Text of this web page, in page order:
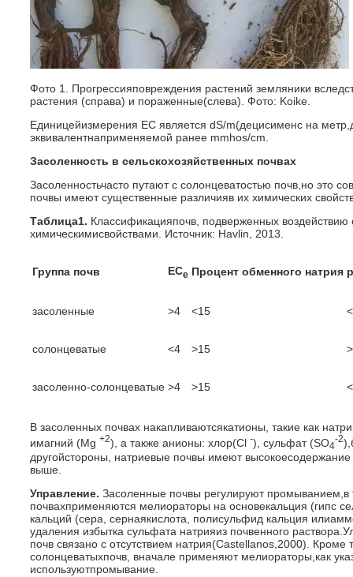
Фото 1. Прогрессияповреждения растений земляники
растения (справа) и пораженные(слева). Фото: Koike.
Единицейизмерения EC является dS/m(децисименс на
эквивалентнаприменяемой ранее mmhos/cm.
Засоленность в сельскохозяйственных почвах
Засоленностьчасто путают с солонцеватостью почв,но это
почвы имеют существенные различияв их химических
Таблица1. Классификацияпочв, подверженных воздействию
химическимисвойствами. Источник: Havlin, 2013.
Группа почв ЕСе Процент обменного натрия
засоленные >4 <15
солонцеватые <4 >15
засоленно-солонцеватые >4 >15
В засоленных почвах накапливаютсякатионы, такие как
имагний (Mg +2), а также анионы: хлор(Cl -), сульфат (SO4
-2
другойстороны, натриевые почвы имеют
выше.
Управление. Засоленные почвы регулируют промыванием,в
почвахприменяются мелиораторы на основекальция (гипс
кальций (сера, сернаякислота, полисульфид кальция
удаления избытка сульфата натрияиз почвенного
почв связано с отсутствием натрия(Castellanos,2000). Кроме
солонцеватыхпочв, вначале применяют мелиораторы,как
используютпромывание.